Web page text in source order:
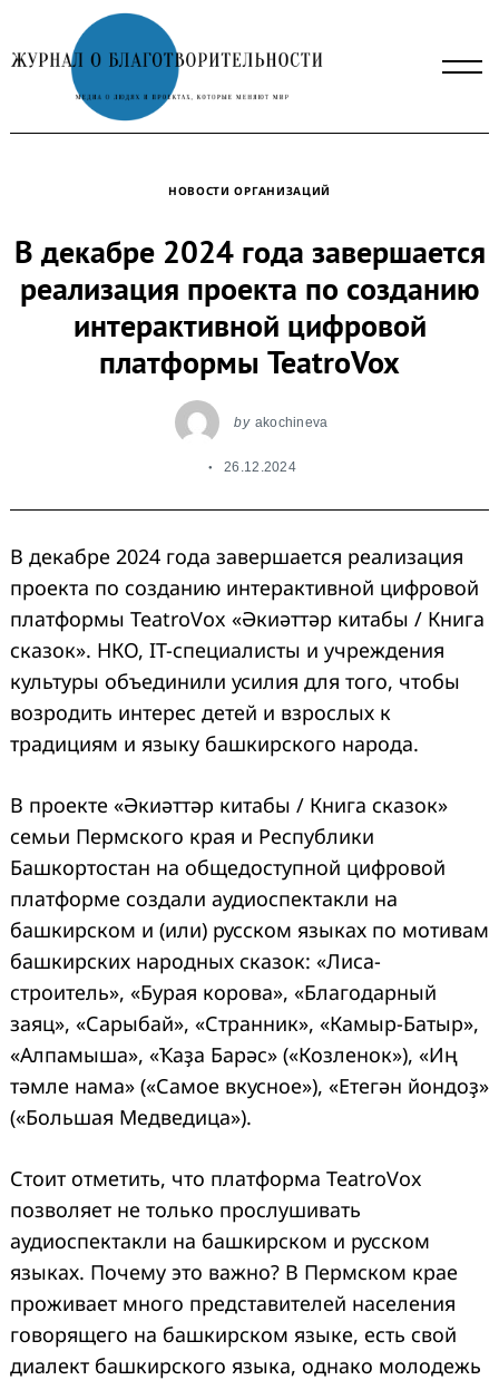
to
content
НОВОСТИ ОРГАНИЗАЦИЙ
В декабре 2024 года завершается
реализация проекта по созданию
интерактивной цифровой
платформы TeatroVox
by akochineva
26.12.2024
В декабре 2024 года завершается реализация
проекта по созданию интерактивной цифровой
платформы TeatroVox «Әкиәттәр китабы / Книга
сказок». НКО, IT-специалисты и учреждения
культуры объединили усилия для того, чтобы
возродить интерес детей и взрослых к
традициям и языку башкирского народа.
В проекте «Әкиәттәр китабы / Книга сказок»
семьи Пермского края и Республики
Башкортостан на общедоступной цифровой
платформе создали аудиоспектакли на
башкирском и (или) русском языках по мотивам
башкирских народных сказок: «Лиса-
строитель», «Бурая корова», «Благодарный
заяц», «Сарыбай», «Странник», «Камыр-Батыр»,
«Алпамыша», «Ҡаҙа Барәс» («Козленок»), «Иң
тәмле нама» («Самое вкусное»), «Етегән йондоҙ»
(«Большая Медведица»).
Стоит отметить, что платформа TeatroVox
позволяет не только прослушивать
аудиоспектакли на башкирском и русском
языках. Почему это важно? В Пермском крае
проживает много представителей населения
говорящего на башкирском языке, есть свой
диалект башкирского языка, однако молодежь